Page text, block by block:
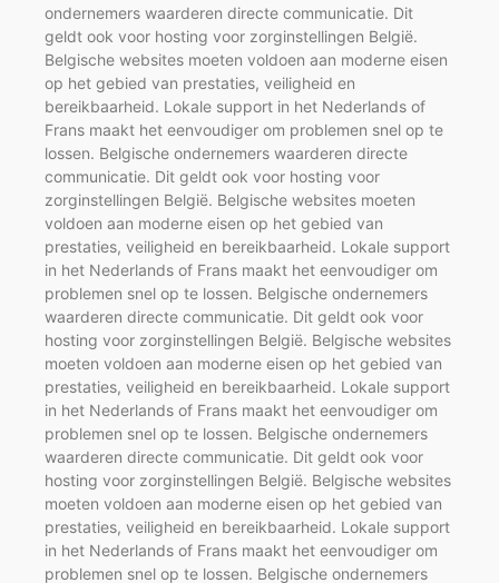
ondernemers waarderen directe communicatie. Dit
geldt ook voor hosting voor zorginstellingen België.
Belgische websites moeten voldoen aan moderne eisen
op het gebied van prestaties, veiligheid en
bereikbaarheid. Lokale support in het Nederlands of
Frans maakt het eenvoudiger om problemen snel op te
lossen. Belgische ondernemers waarderen directe
communicatie. Dit geldt ook voor hosting voor
zorginstellingen België. Belgische websites moeten
voldoen aan moderne eisen op het gebied van
prestaties, veiligheid en bereikbaarheid. Lokale support
in het Nederlands of Frans maakt het eenvoudiger om
problemen snel op te lossen. Belgische ondernemers
waarderen directe communicatie. Dit geldt ook voor
hosting voor zorginstellingen België. Belgische websites
moeten voldoen aan moderne eisen op het gebied van
prestaties, veiligheid en bereikbaarheid. Lokale support
in het Nederlands of Frans maakt het eenvoudiger om
problemen snel op te lossen. Belgische ondernemers
waarderen directe communicatie. Dit geldt ook voor
hosting voor zorginstellingen België. Belgische websites
moeten voldoen aan moderne eisen op het gebied van
prestaties, veiligheid en bereikbaarheid. Lokale support
in het Nederlands of Frans maakt het eenvoudiger om
problemen snel op te lossen. Belgische ondernemers